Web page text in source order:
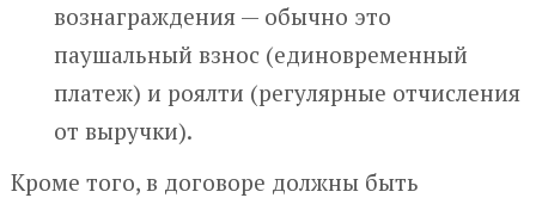
вознаграждения — обычно это
паушальный взнос (единовременный
платеж) и роялти (регулярные отчисления
от выручки).
Кроме того, в договоре должны быть